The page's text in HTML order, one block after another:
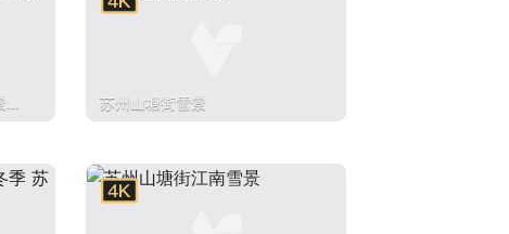
苏州山塘街雪景